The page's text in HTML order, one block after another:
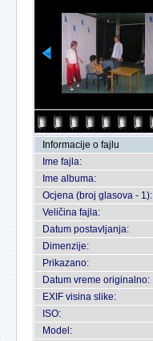
Informacije o fajlu
Ime fajla:
Ime albuma:
Ocjena (broj glasova - 1):
Veličina fajla:
Datum postavljanja:
Dimenzije:
Prikazano:
Datum vreme originalno:
EXIF visina slike:
ISO:
Model: